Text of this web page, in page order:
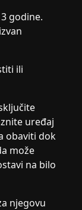
godine.
ili
uređaj
obaviti dok
može
na bilo
njegovu